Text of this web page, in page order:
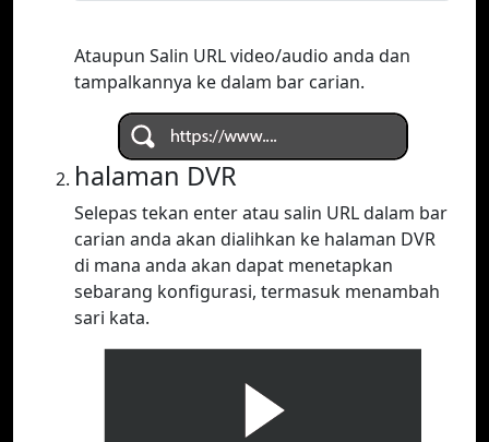
Ataupun Salin URL video/audio anda dan
tampalkannya ke dalam bar carian.
halaman DVR
Selepas tekan enter atau salin URL dalam bar
carian anda akan dialihkan ke halaman DVR
di mana anda akan dapat menetapkan
sebarang konfigurasi, termasuk menambah
sari kata.